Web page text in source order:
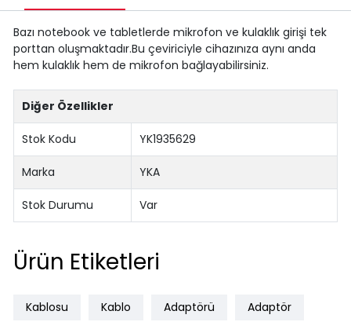
Bazı notebook ve tabletlerde mikrofon ve kulaklık girişi tek
porttan oluşmaktadır.Bu çeviriciyle cihazınıza aynı anda
hem kulaklık hem de mikrofon bağlayabilirsiniz.
Diğer Özellikler
Stok Kodu YK1935629
Marka YKA
Stok Durumu Var
Ürün Etiketleri
Kablosu Kablo Adaptörü Adaptör